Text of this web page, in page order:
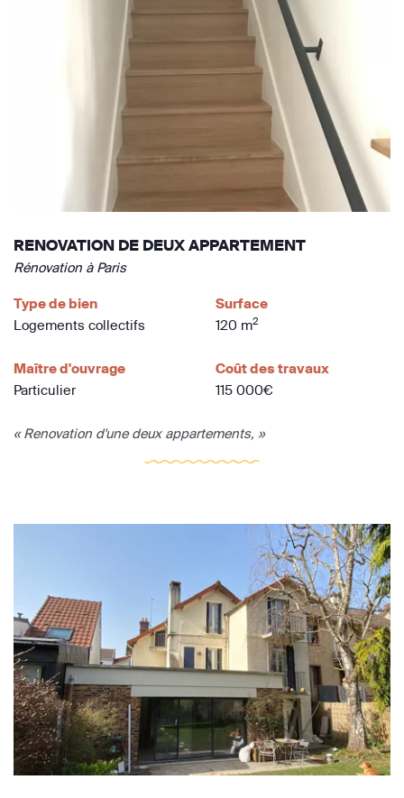
RENOVATION DE DEUX APPARTEMENT
Rénovation à Paris
Type de bien
Logements collectifs
Surface
120 m2
Maître d'ouvrage
Particulier
Coût des travaux
115 000€
« Renovation d'une deux appartements, »